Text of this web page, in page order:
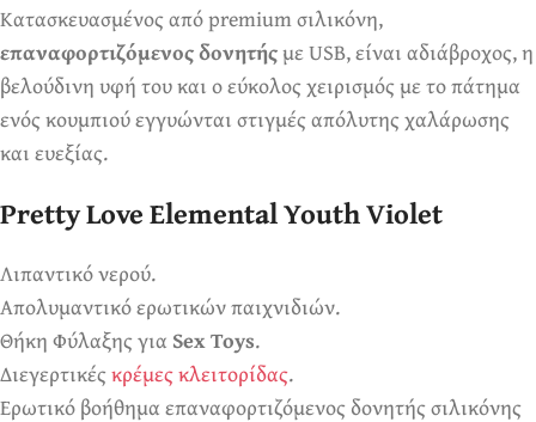
Κατασκευασμένος από premium σιλικόνη,
επαναφορτιζόμενος δονητήςμε USB, είναι αδιάβροχος, η
βελούδινη υφή του και ο εύκολος χειρισμός με το πάτημα
ενός κουμπιού εγγυώνται στιγμές απόλυτης χαλάρωσης
και ευεξίας.
Pretty Love Elemental Youth Violet
Λιπαντικό νερού.
Απολυμαντικό ερωτικών παιχνιδιών.
Θήκη Φύλαξης για Sex Toys.
Διεγερτικέςκρέμες κλειτορίδας.
Ερωτικό βοήθημα επαναφορτιζόμενος δονητής σιλικόνης